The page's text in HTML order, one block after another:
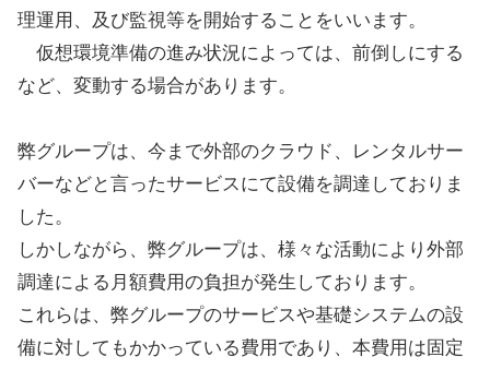
理運用、及び監視等を開始することをいいます。
仮想環境準備の進み状況によっては、前倒しにする
など、変動する場合があります。
弊グループは、今まで外部のクラウド、レンタルサー
バーなどと言ったサービスにて設備を調達しておりま
した。
しかしながら、弊グループは、様々な活動により外部
調達による月額費用の負担が発生しております。
これらは、弊グループのサービスや基礎システムの設
備に対してもかかっている費用であり、本費用は固定